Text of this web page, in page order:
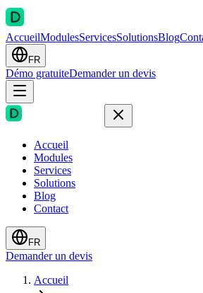
AccueilModulesServicesSolutionsBlog
FR
Démo gratuiteDemander un devis
Accueil
Modules
Services
Solutions
Blog
Contact
FR
Demander un devis
Accueil